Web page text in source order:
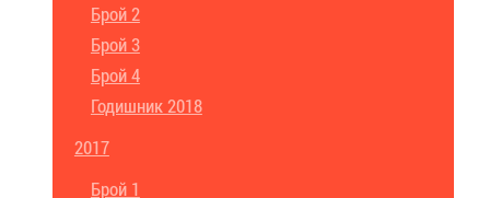
Брой 2
Брой 3
Брой 4
Годишник 2018
2017
Брой 1